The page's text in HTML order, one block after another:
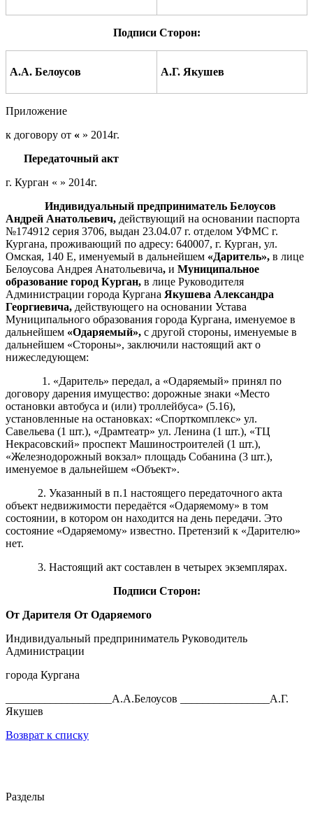
Подписи Сторон:
А.А. Белоусов А.Г. Якушев
Приложение
к договору от « » 2014г.
Передаточный акт
г. Курган « » 2014г.
Индивидуальный предприниматель Белоусов
Андрей Анатольевич, действующий на основании паспорта
№174912 серия 3706, выдан 23.04.07 г. отделом УФМС г.
Кургана, проживающий по адресу: 640007, г. Курган, ул.
Омская, 140 Е, именуемый в дальнейшем «Даритель», в лице
Белоусова Андрея Анатольевича, и Муниципальное
образование город Курган, в лице Руководителя
Администрации города Кургана Якушева Александра
Георгиевича, действующего на основании Устава
Муниципального образования города Кургана, именуемое в
дальнейшем «Одаряемый», с другой стороны, именуемые в
дальнейшем «Стороны», заключили настоящий акт о
нижеследующем:
1. «Даритель» передал, а «Одаряемый» принял по
договору дарения имущество: дорожные знаки «Место
остановки автобуса и (или) троллейбуса» (5.16),
установленные на остановках: «Спорткомплекс» ул.
Савельева (1 шт.), «Драмтеатр» ул. Ленина (1 шт.), «ТЦ
Некрасовский» проспект Машиностроителей (1 шт.),
«Железнодорожный вокзал» площадь Собанина (3 шт.),
именуемое в дальнейшем «Объект».
2. Указанный в п.1 настоящего передаточного акта
объект недвижимости передаётся «Одаряемому» в том
состоянии, в котором он находится на день передачи. Это
состояние «Одаряемому» известно. Претензий к «Дарителю»
нет.
3. Настоящий акт составлен в четырех экземплярах.
Подписи Сторон:
От Дарителя От Одаряемого
Индивидуальный предприниматель Руководитель
Администрации
города Кургана
___________________А.А.Белоусов ________________А.Г.
Якушев
Возврат к списку
Разделы